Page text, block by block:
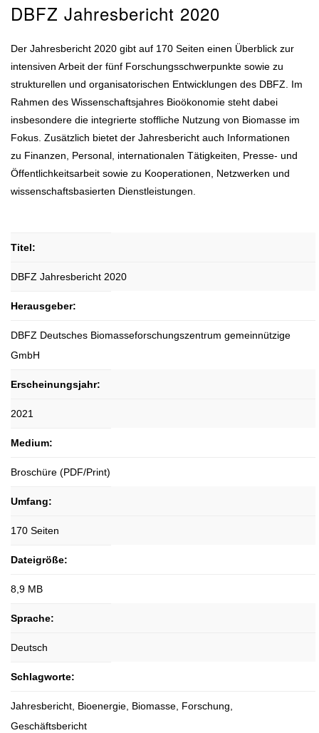
DBFZ Jahresbericht 2020
Der Jahresbericht 2020 gibt auf 170 Seiten einen Überblick zur
intensiven Arbeit der fünf Forschungsschwerpunkte sowie zu
strukturellen und organisatorischen Entwicklungen des DBFZ. Im
Rahmen des Wissenschaftsjahres Bioökonomie steht dabei
insbesondere die integrierte stoffliche Nutzung von Biomasse im
Fokus. Zusätzlich bietet der Jahresbericht auch Informationen
zu Finanzen, Personal, internationalen Tätigkeiten, Presse- und
Öffentlichkeitsarbeit sowie zu Kooperationen, Netzwerken und
wissenschaftsbasierten Dienstleistungen.
Titel:
DBFZ Jahresbericht 2020
Herausgeber:
DBFZ Deutsches Biomasseforschungszentrum gemeinnützige
GmbH
Erscheinungsjahr:
2021
Medium:
Broschüre (PDF/Print)
Umfang:
170 Seiten
Dateigröße:
8,9 MB
Sprache:
Deutsch
Schlagworte:
Jahresbericht, Bioenergie, Biomasse, Forschung,
Geschäftsbericht